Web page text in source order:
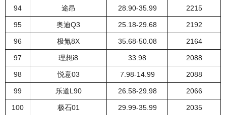
94 途昂 28.90-35.99 2215
95 奥迪Q3 25.18-29.68 2192
96 极氪8X 35.68-50.08 2164
97 理想i8 33.98 2088
98 悦意03 7.98-14.99 2088
99 乐道L90 26.58-29.98 2066
100 极石01 29.99-35.99 2035